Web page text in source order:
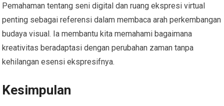
Pemahaman tentang seni digital dan ruang ekspresi virtual
penting sebagai referensi dalam membaca arah perkembangan
budaya visual. Ia membantu kita memahami bagaimana
kreativitas beradaptasi dengan perubahan zaman tanpa
kehilangan esensi ekspresifnya.
Kesimpulan